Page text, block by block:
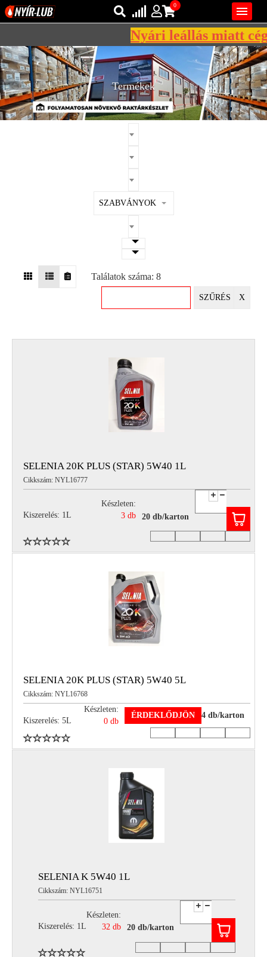
REGISZTRÁCIÓ
EGYÉB
INFO
Hétfőtől – Péntekig, 8.00 – 17.00-ig
(ebédidő 12.00-12.30 között)

Bejelentkezés
Regisztráció
0
AZ ÖN KOSARA ÜRES
Nyári leállás miatt
Termékek
SZABVÁNYOK
Találatok száma: 8
SZŰRÉS X
SELENIA 20K PLUS (STAR) 5W40 1L
Cikkszám: NYL16777
Kiszerelés: 1L
Készleten:
3 db
20 db/karton
SELENIA 20K PLUS (STAR) 5W40 5L
Cikkszám: NYL16768
Kiszerelés: 5L
Készleten:
0 db
ÉRDEKLŐDJÖN 4 db/karton
SELENIA K 5W40 1L
Cikkszám: NYL16751
Kiszerelés: 1L
Készleten:
32 db
20 db/karton